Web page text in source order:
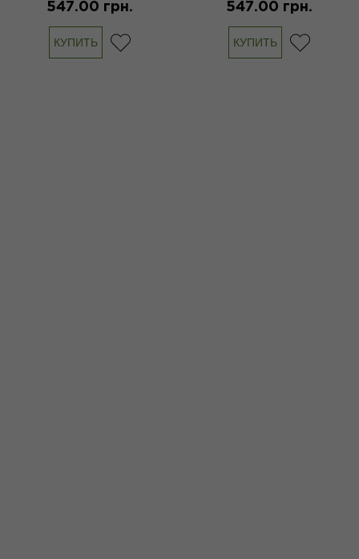
547.00 грн.
КУПИТЬ
547.00 грн.
КУПИТЬ